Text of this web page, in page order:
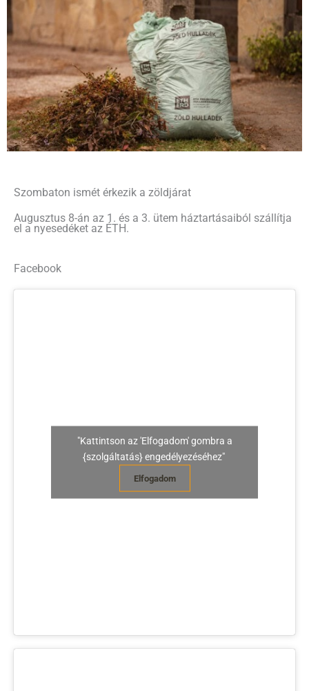
Szombaton ismét érkezik a zöldjárat
Augusztus 8-án az 1. és a 3. ütem háztartásaiból szállítja
el a nyesedéket az ÉTH.
Facebook
"Kattintson az 'Elfogadom' gombra a
{szolgáltatás} engedélyezéséhez"
Elfogadom